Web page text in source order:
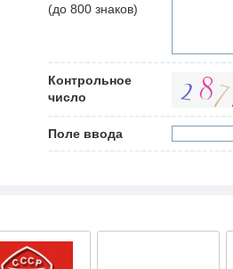
(до 800 знаков)
Контрольное
число
Поле ввода